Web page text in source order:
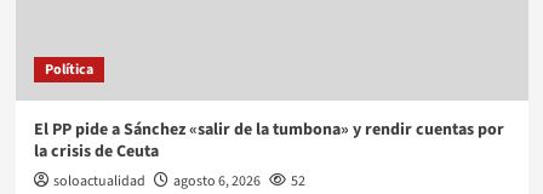
Política
El PP pide a Sánchez «salir de la tumbona» y rendir cuentas por
la crisis de Ceuta
soloactualidad agosto 6, 2026 52